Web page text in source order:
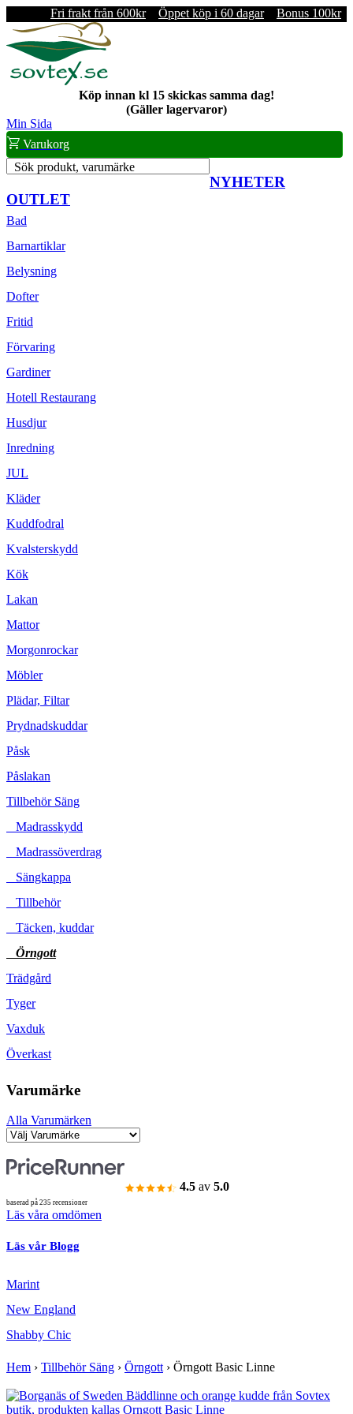
Fri frakt från 600kr Öppet köp i 60 dagar Bonus 100kr
Köp innan kl 15 skickas samma dag!
(Gäller lagervaror)
Min Sida
Varukorg
Sök produkt, varumärke
NYHETER
OUTLET
Bad
Barnartiklar
Belysning
Dofter
Fritid
Förvaring
Gardiner
Hotell Restaurang
Husdjur
Inredning
JUL
Kläder
Kuddfodral
Kvalsterskydd
Kök
Lakan
Mattor
Morgonrockar
Möbler
Plädar, Filtar
Prydnadskuddar
Påsk
Påslakan
Tillbehör Säng
Madrasskydd
Madrassöverdrag
Sängkappa
Tillbehör
Täcken, kuddar
Örngott
Trädgård
Tyger
Vaxduk
Överkast
Varumärke
Alla Varumärken
4.5 av 5.0
baserad på 235 recensioner
Läs våra omdömen
Läs vår Blogg
Marint
New England
Shabby Chic
Hem › Tillbehör Säng › Örngott› Örngott Basic Linne